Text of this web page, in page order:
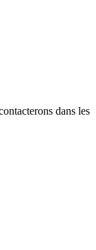
dans les